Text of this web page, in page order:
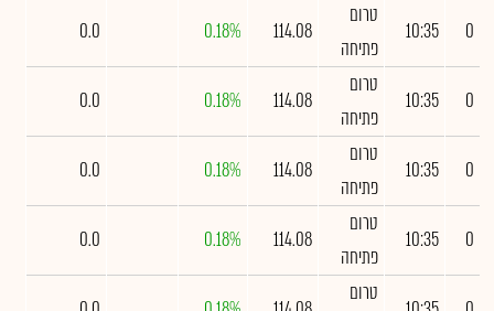
0
10:35
טרום
פתיחה
114.08
0.18%
0.0
0
10:35
טרום
פתיחה
114.08
0.18%
0.0
0
10:35
טרום
פתיחה
114.08
0.18%
0.0
0
10:35
טרום
פתיחה
114.08
0.18%
0.0
טרום